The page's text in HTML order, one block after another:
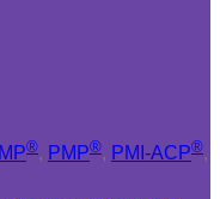
®, PMP®, PMI-ACP®,